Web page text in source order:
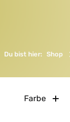
Du bist hier: Shop
Farbe